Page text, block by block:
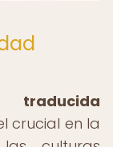
crucial en la